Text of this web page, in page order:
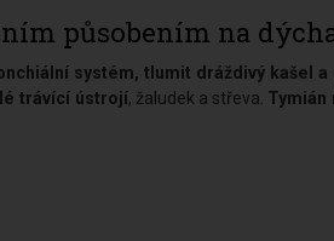
působením na
systém, tlumit dráždivý kašel
trávící ústrojí, žaludek a střeva. Tymián